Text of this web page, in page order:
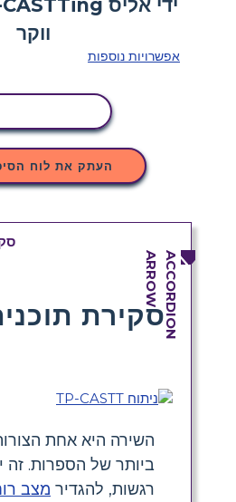
אפשרויות נוספות
העתק את לוח
סקירת
השירה היא אחת
ביותר של הספרות. זה
רגשות, להגדיר מצב